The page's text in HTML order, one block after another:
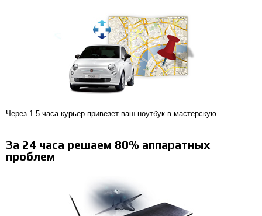
Через 1.5 часа курьер привезет ваш ноутбук в мастерскую.
За 24 часа решаем 80% аппаратных
проблем